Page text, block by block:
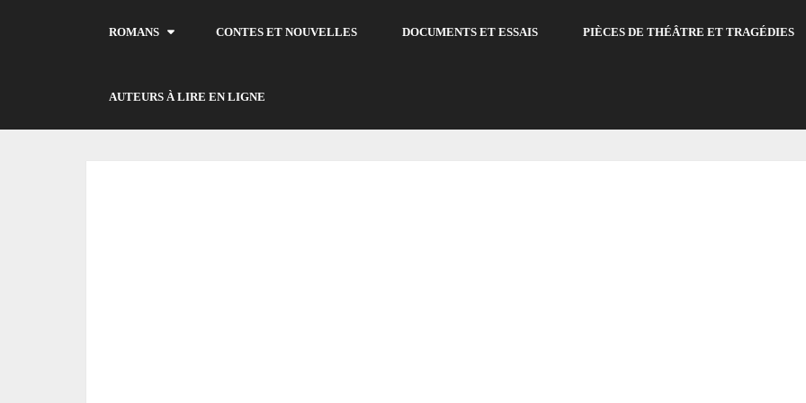
ROMANS CONTES ET NOUVELLES DOCUMENTS ET ESSAIS PIÈCES DE THÉÂTRE ET TRAGÉDIES
AUTEURS À LIRE EN LIGNE